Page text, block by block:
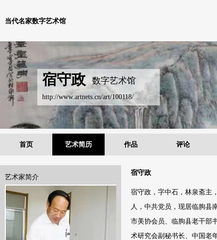
当代名家数字艺术馆
宿守政 数字艺术馆
http://www.artnets.cn/art/100118/
首页 艺术简历 作品 评论
艺术家简介
宿守政
宿守政，字中石，林泉斋主
人，中共党员，现居临朐县
市美协会员、临朐县老干部
术研究会副秘书长、中国老